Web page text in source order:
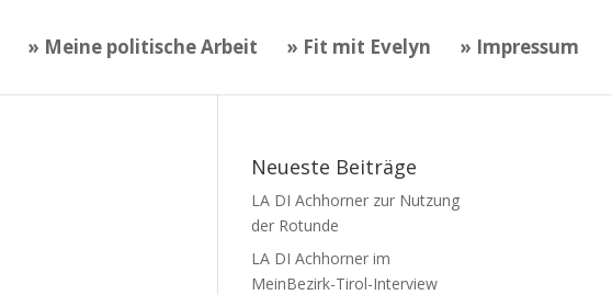
» Meine politische Arbeit » Fit mit Evelyn » Impressum
Neueste Beiträge
LA DI Achhorner zur Nutzung
der Rotunde
LA DI Achhorner im
MeinBezirk-Tirol-Interview